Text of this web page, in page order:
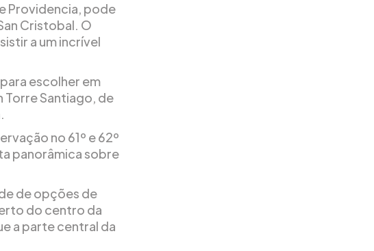
Providencia, pode
Cristobal. O
a um incrível
escolher em
Torre Santiago, de
no 61º e 62º
panorâmica sobre
de opções de
do centro da
a parte central da